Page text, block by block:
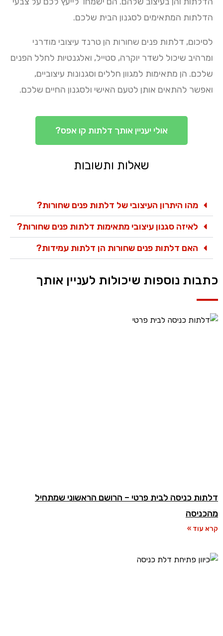
הדלתות המתאימים לסגנון הבית שלכם.
לסיכום, דלתות פנים שחורות הן טרנד עיצובי מודרני
ומרהיב שיכול לשדר יוקרה, סטייל, ואלגנטיות לחלל הפנים
שלכם. הן מתאימות למגוון חללים וסגנונות עיצוביים,
ואפשר להתאים אותן לטעם האישי ולסגנון החיים שלכם.
אולי יעניין אותך דלתות קו אפס?
שאלות ותשובות
מהו היתרון העיצובי של דלתות פנים שחורות?
לאיזה סגנון עיצובי מתאימות דלתות פנים שחורות?
האם דלתות פנים שחורות הן דלתות עמידות?
כתבות נוספות שיכולות לעניין אותך
דלתות כניסה לבית פרטי – הרושם הראשוני שמתחיל
מהכניסה
קרא עוד »